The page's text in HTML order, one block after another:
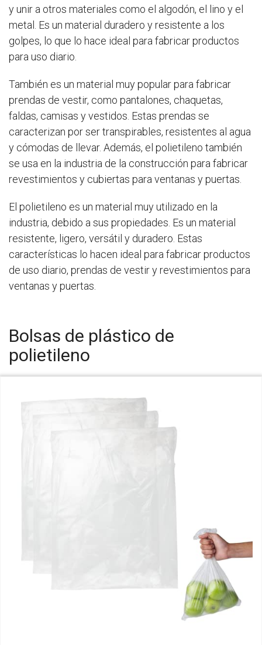
y unir a otros materiales como el algodón, el lino y el
metal. Es un material duradero y resistente a los
golpes, lo que lo hace ideal para fabricar productos
para uso diario.
También es un material muy popular para fabricar
prendas de vestir, como pantalones, chaquetas,
faldas, camisas y vestidos. Estas prendas se
caracterizan por ser transpirables, resistentes al agua
y cómodas de llevar. Además, el polietileno también
se usa en la industria de la construcción para fabricar
revestimientos y cubiertas para ventanas y puertas.
El polietileno es un material muy utilizado en la
industria, debido a sus propiedades. Es un material
resistente, ligero, versátil y duradero. Estas
características lo hacen ideal para fabricar productos
de uso diario, prendas de vestir y revestimientos para
ventanas y puertas.
Bolsas de plástico de
polietileno